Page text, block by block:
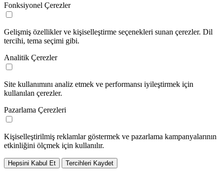
Fonksiyonel Çerezler
Gelişmiş özellikler ve kişiselleştirme seçenekleri sunan çerezler. Dil
tercihi, tema seçimi gibi.
Analitik Çerezler
Site kullanımını analiz etmek ve performansı iyileştirmek için
kullanılan çerezler.
Pazarlama Çerezleri
Kişiselleştirilmiş reklamlar göstermek ve pazarlama kampanyalarının
etkinliğini ölçmek için kullanılır.
Hepsini Kabul Et Tercihleri Kaydet